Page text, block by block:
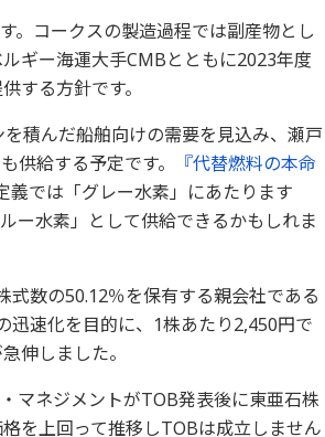
。コークスの製造過程では副産物とし
ギー海運大手CMBとともに2023年度
する方針です。
積んだ船舶向けの需要を見込み、瀬戸
供給する予定です。
『代替燃料の本命
義では「グレー水素」にあたります
ー水素」として供給できるかもしれま
式数の50.12％を保有する親会社である
迅速化を目的に、1株あたり2,450円で
伸しました。
マネジメントがTOB発表後に東亜石株
を上回って推移しTOBは成立しません